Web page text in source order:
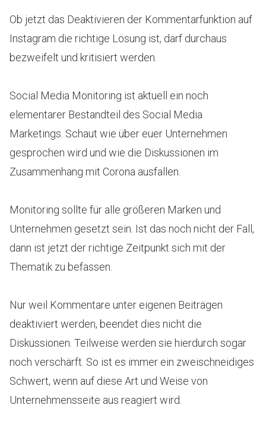
Ob jetzt das Deaktivieren der Kommentarfunktion auf
Instagram die richtige Lösung ist, darf durchaus
bezweifelt und kritisiert werden.
Social Media Monitoring ist aktuell ein noch
elementarer Bestandteil des Social Media
Marketings. Schaut wie über euer Unternehmen
gesprochen wird und wie die Diskussionen im
Zusammenhang mit Corona ausfallen.
Monitoring sollte für alle größeren Marken und
Unternehmen gesetzt sein. Ist das noch nicht der Fall,
dann ist jetzt der richtige Zeitpunkt sich mit der
Thematik zu befassen.
Nur weil Kommentare unter eigenen Beiträgen
deaktiviert werden, beendet dies nicht die
Diskussionen. Teilweise werden sie hierdurch sogar
noch verschärft. So ist es immer ein zweischneidiges
Schwert, wenn auf diese Art und Weise von
Unternehmensseite aus reagiert wird.